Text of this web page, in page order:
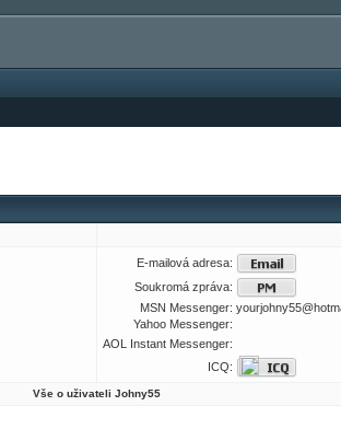
E-mailová adresa:
Soukromá zpráva:
MSN Messenger:
Yahoo Messenger:
AOL Instant Messenger:
ICQ:
Vše o uživateli Johny55